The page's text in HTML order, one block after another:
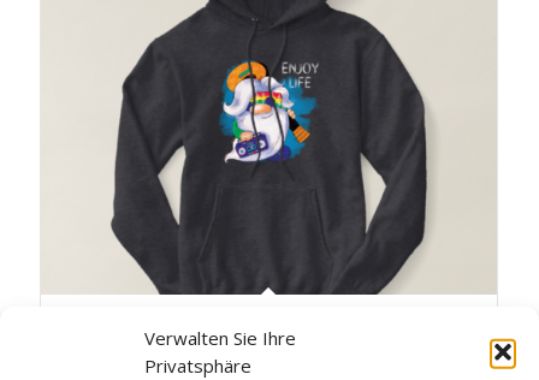
Verwalten Sie Ihre
Privatsphäre
Hippie Gnome – Frauen Hoodie 03